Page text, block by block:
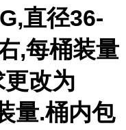
直径36-
,每桶装量
改为
量.桶内包